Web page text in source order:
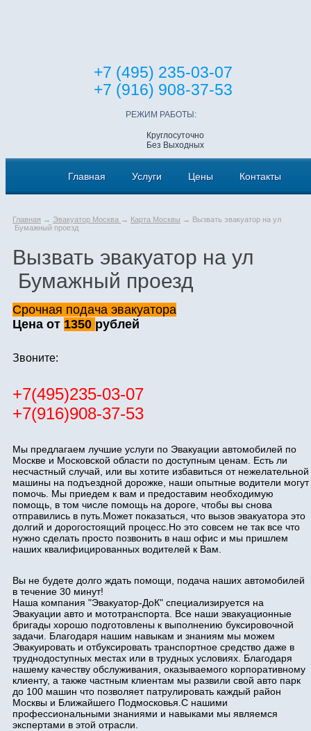
+7 (495) 235-03-07
+7 (916) 908-37-53
РЕЖИМ РАБОТЫ:
Круглосуточно
Без Выходных
Главная Услуги Цены Контакты
Главная → Эвакуатор Москва → Карта Москвы → Вызвать эвакуатор на ул
Бумажный проезд
Вызвать эвакуатор на ул
Бумажный проезд
Срочная подача эвакуатора
Цена от 1350 рублей
Звоните:
+7(495)235-03-07
+7(916)908-37-53
Мы предлагаем лучшие услуги по Эвакуации автомобилей по
Москве и Московской области по доступным ценам. Есть ли
несчастный случай, или вы хотите избавиться от нежелательной
машины на подъездной дорожке, наши опытные водители могут
помочь. Мы приедем к вам и предоставим необходимую
помощь, в том числе помощь на дороге, чтобы вы снова
отправились в путь.Может показаться, что вызов эвакуатора это
долгий и дорогостоящий процесс.Но это совсем не так все что
нужно сделать просто позвонить в наш офис и мы пришлем
наших квалифицированных водителей к Вам.
Вы не будете долго ждать помощи, подача наших автомобилей
в течение 30 минут!
Наша компания "Эвакуатор-ДоК" специализируется на
Эвакуации авто и мототранспорта. Все наши эвакуационные
бригады хорошо подготовлены к выполнению буксировочной
задачи. Благодаря нашим навыкам и знаниям мы можем
Эвакуировать и отбуксировать транспортное средство даже в
труднодоступных местах или в трудных условиях. Благодаря
нашему качеству обслуживания, оказываемого корпоративному
клиенту, а также частным клиентам мы развили свой авто парк
до 100 машин что позволяет патрулировать каждый район
Москвы и Ближайшего Подмосковья.С нашими
профессиональными знаниями и навыками мы являемся
экспертами в этой отрасли.